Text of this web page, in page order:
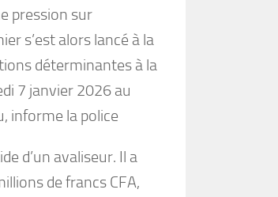
pression sur
s’est alors lancé à la
déterminantes à la
7 janvier 2026 au
informe la police
d’un avaliseur. Il a
de francs CFA,